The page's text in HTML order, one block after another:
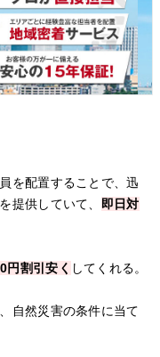
を配置することで、迅
提供していて、 即日対
円割引安く してくれる。
自然災害の条件に当て